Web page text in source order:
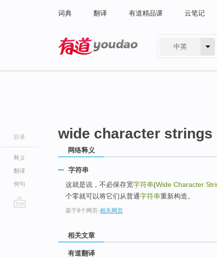
词典 翻译 有道精品课 云笔记
中英
目录
释义
翻译
例句
wide character strings
网络释义
字符串
这就是说，不必保存宽字符串(Wide Character
个零就可以将它们从普通字符串重新构造。
基于8个网页-相关网页
相关文章
有道翻译